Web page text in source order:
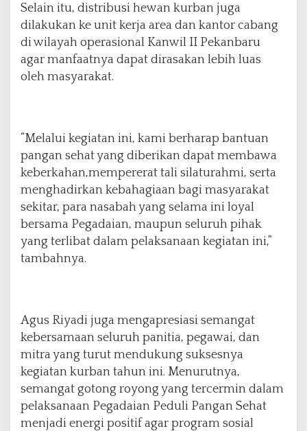
Selain itu, distribusi hewan kurban juga
dilakukan ke unit kerja area dan kantor cabang
di wilayah operasional Kanwil II Pekanbaru
agar manfaatnya dapat dirasakan lebih luas
oleh masyarakat.
“Melalui kegiatan ini, kami berharap bantuan
pangan sehat yang diberikan dapat membawa
keberkahan,mempererat tali silaturahmi, serta
menghadirkan kebahagiaan bagi masyarakat
sekitar, para nasabah yang selama ini loyal
bersama Pegadaian, maupun seluruh pihak
yang terlibat dalam pelaksanaan kegiatan ini,”
tambahnya.
Agus Riyadi juga mengapresiasi semangat
kebersamaan seluruh panitia, pegawai, dan
mitra yang turut mendukung suksesnya
kegiatan kurban tahun ini. Menurutnya,
semangat gotong royong yang tercermin dalam
pelaksanaan Pegadaian Peduli Pangan Sehat
menjadi energi positif agar program sosial